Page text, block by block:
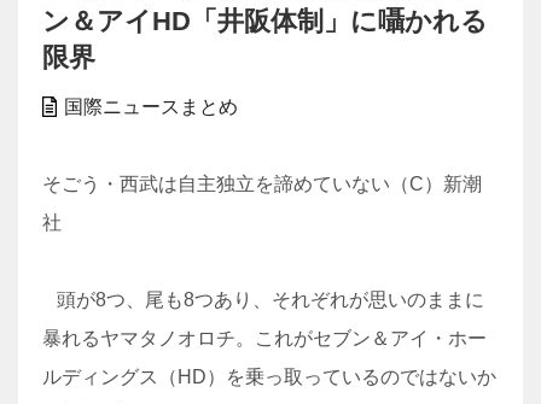
ン＆アイHD「井阪体制」に囁かれる
限界
国際ニュースまとめ
そごう・西武は自主独立を諦めていない（C）新潮
社
頭が8つ、尾も8つあり、それぞれが思いのままに
暴れるヤマタノオロチ。これがセブン＆アイ・ホー
ルディングス（HD）を乗っ取っているのではないか